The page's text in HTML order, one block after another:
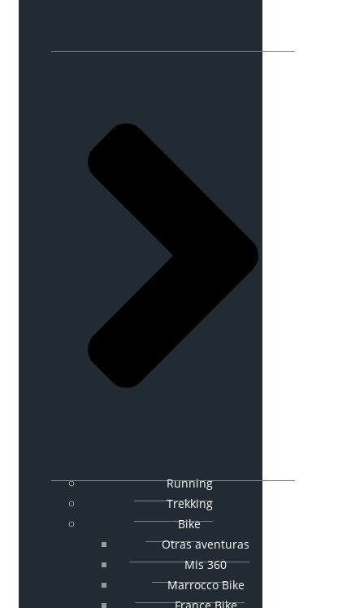
Running
Trekking
Bike
Otras aventuras
Mis 360
Marrocco Bike
France Bike